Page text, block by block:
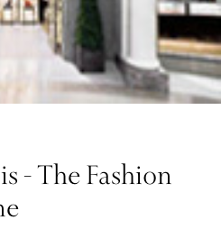
- The Fashion